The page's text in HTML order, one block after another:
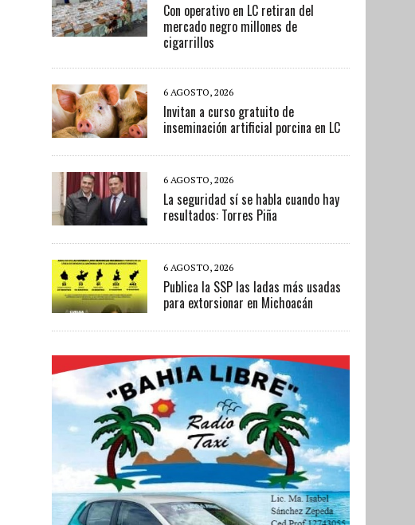
Con operativo en LC retiran del
mercado negro millones de
cigarrillos
6 AGOSTO, 2026
Invitan a curso gratuito de
inseminación artificial porcina en LC
6 AGOSTO, 2026
La seguridad sí se habla cuando hay
resultados: Torres Piña
6 AGOSTO, 2026
Publica la SSP las ladas más usadas
para extorsionar en Michoacán